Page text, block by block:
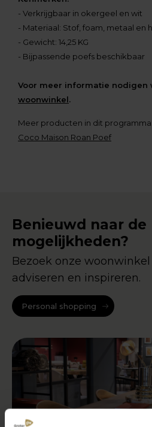
- Verkrijgbaar in okergeel en wit
- Materiaal: Stof, foam, metaal en
- Gewicht: 14,25 KG
- Bijpassende poefs beschikbaar
Voor meer informatie nodigen
woonwinkel.
Meer producten in dit programma:
Coco Maison Roan Poef
Benieuwd naar de
mogelijkheden?
Bezoek onze
adviseren en inspireren.
Personal shopping